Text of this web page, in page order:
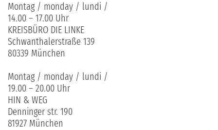
Montag / monday / lundi /
14.00 – 17.00 Uhr
KREISBÜRO DIE LINKE
Schwanthalerstraße 139
80339 München
Montag / monday / lundi /
19.00 – 20.00 Uhr
HIN & WEG
Denninger str. 190
81927 München